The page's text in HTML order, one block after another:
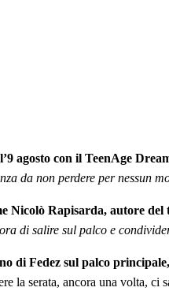
agosto con il TeenAge
da non perdere per nessun
Rapisarda, autore del
di salire sul palco e
di Fedez sul palco
la serata, ancora una volta,